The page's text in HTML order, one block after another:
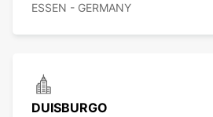
ESSEN - GERMANY
DUISBURGO